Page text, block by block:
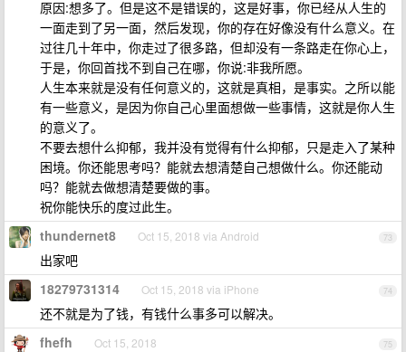
原因:想多了。但是这不是错误的，这是好事，你已经从人生的
一面走到了另一面，然后发现，你的存在好像没有什么意义。在
过往几十年中，你走过了很多路，但却没有一条路走在你心上，
于是，你回首找不到自己在哪，你说:非我所愿。
人生本来就是没有任何意义的，这就是真相，是事实。之所以能
有一些意义，是因为你自己心里面想做一些事情，这就是你人生
的意义了。
不要去想什么抑郁，我并没有觉得有什么抑郁，只是走入了某种
困境。你还能思考吗？能就去想清楚自己想做什么。你还能动
吗？能就去做想清楚要做的事。
祝你能快乐的度过此生。
73
thundernet8 Oct 15, 2018 via Android
出家吧
74
18279731314 Oct 15, 2018 via iPhone
还不就是为了钱，有钱什么事多可以解决。
75
fhefh Oct 15, 2018